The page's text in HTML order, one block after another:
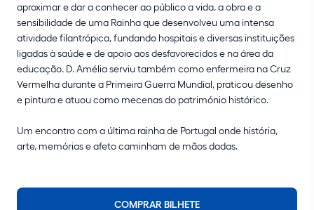
aproximar e dar a conhecer ao público a vida, a obra e a
sensibilidade de uma Rainha que desenvolveu uma intensa
atividade filantrópica, fundando hospitais e diversas instituições
ligadas à saúde e de apoio aos desfavorecidos e na área da
educação. D. Amélia serviu também como enfermeira na Cruz
Vermelha durante a Primeira Guerra Mundial, praticou desenho
e pintura e atuou como mecenas do património histórico.
Um encontro com a última rainha de Portugal onde história,
arte, memórias e afeto caminham de mãos dadas.
COMPRAR BILHETE